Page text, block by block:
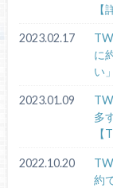
【
2023.02.17
に
い
2023.01.09
多
【
2022.10.20
約